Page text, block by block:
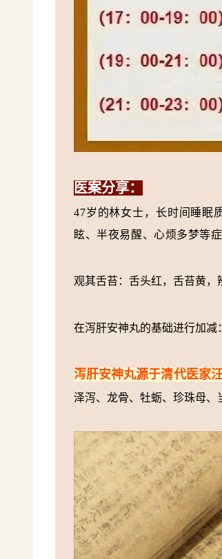
医案分享：
47岁的林女士，长时间睡眠
眩、半夜易醒、心烦多梦等症
观其舌苔：舌头红，舌苔黄，
在泻肝安神丸的基础进行加减
泻肝安神丸源于清代医家
泽泻、龙骨、牡蛎、珍珠母、